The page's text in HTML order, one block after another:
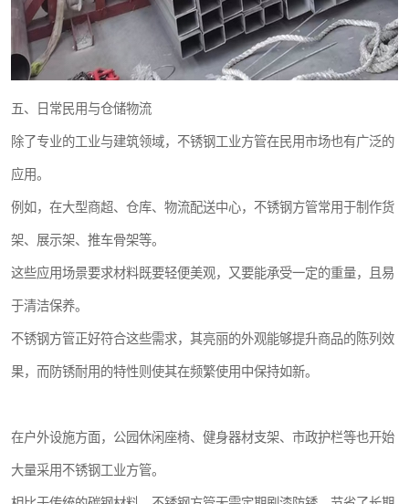
五、日常民用与仓储物流
除了专业的工业与建筑领域，不锈钢工业方管在民用市场也有广泛的
应用。
例如，在大型商超、仓库、物流配送中心，不锈钢方管常用于制作货
架、展示架、推车骨架等。
这些应用场景要求材料既要轻便美观，又要能承受一定的重量，且易
于清洁保养。
不锈钢方管正好符合这些需求，其亮丽的外观能够提升商品的陈列效
果，而防锈耐用的特性则使其在频繁使用中保持如新。
在户外设施方面，公园休闲座椅、健身器材支架、市政护栏等也开始
大量采用不锈钢工业方管。